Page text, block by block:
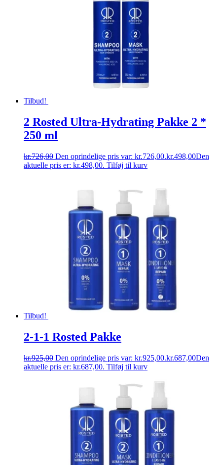
Tilbud!
2 Rosted Ultra-Hydrating Pakke 2 *
250 ml
kr.726,00 Den oprindelige pris var: kr.726,00.kr.498,00Den
aktuelle pris er: kr.498,00. Tilføj til kurv
Tilbud!
2-1-1 Rosted Pakke
kr.925,00 Den oprindelige pris var: kr.925,00.kr.687,00Den
aktuelle pris er: kr.687,00. Tilføj til kurv